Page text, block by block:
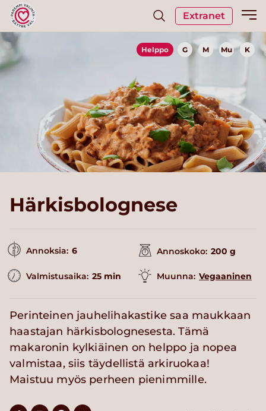
Extranet
Helppo G M Mu K
Härkisbolognese
Annoksia: 6 Annoskoko: 200 g
Valmistusaika: 25 min Muunna: Vegaaninen
Perinteinen jauhelihakastike saa maukkaan
haastajan härkisbolognesesta. Tämä
makaronin kylkiäinen on helppo ja nopea
valmistaa, siis täydellistä arkiruokaa!
Maistuu myös perheen pienimmille.